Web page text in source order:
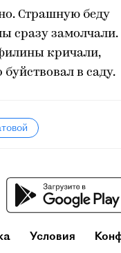
Страшную беду
сразу замолчали.
кричали,
в саду.
Условия